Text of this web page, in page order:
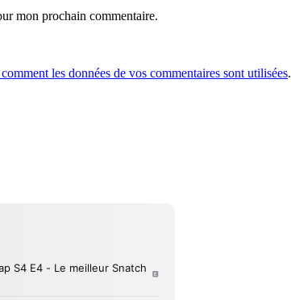
mon prochain commentaire.
les données de vos commentaires sont utilisées.